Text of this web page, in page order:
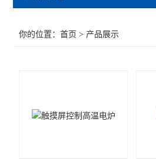
干燥箱
你的位置：首页 > 产品展示